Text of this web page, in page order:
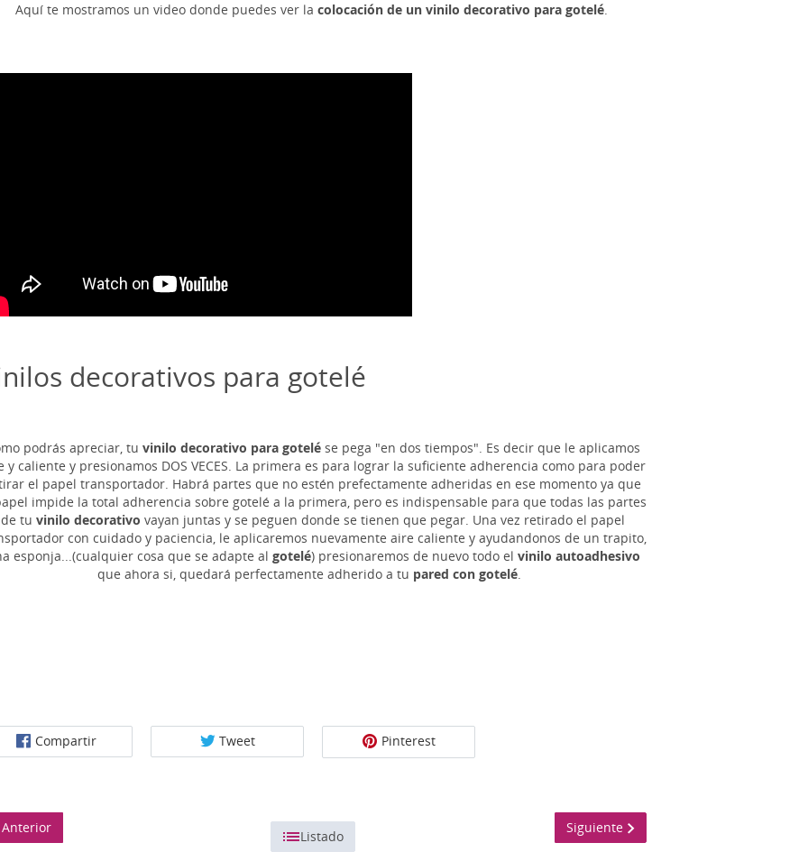
Aquí te mostramos un video donde puedes ver la colocación de un vinilo decorativo para gotelé.
decorativos para gotelé
podrás apreciar, tu vinilo decorativo para gotelé se pega "en dos tiempos". Es decir que le aplicamos
y caliente y presionamos DOS VECES. La primera es para lograr la suficiente adherencia como para poder
el papel transportador. Habrá partes que no estén prefectamente adheridas en ese momento ya que
impide la total adherencia sobre gotelé a la primera, pero es indispensable para que todas las partes
de tu vinilo decorativo vayan juntas y se peguen donde se tienen que pegar. Una vez retirado el papel
con cuidado y paciencia, le aplicaremos nuevamente aire caliente y ayudandonos de un trapito,
esponja...(cualquier cosa que se adapte al gotelé) presionaremos de nuevo todo el vinilo autoadhesivo
que ahora si, quedará perfectamente adherido a tu pared con gotelé.
Compartir Tweet Pinterest
Anterior
Listado
Siguiente